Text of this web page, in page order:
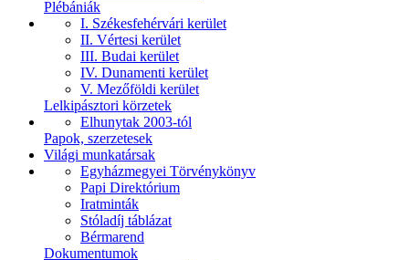
Plébániák
I. Székesfehérvári kerület
II. Vértesi kerület
III. Budai kerület
IV. Dunamenti kerület
V. Mezőföldi kerület
Lelkipásztori körzetek
Elhunytak 2003-tól
Papok, szerzetesek
Világi munkatársak
Egyházmegyei Törvénykönyv
Papi Direktórium
Iratminták
Stóladíj táblázat
Bérmarend
Dokumentumok